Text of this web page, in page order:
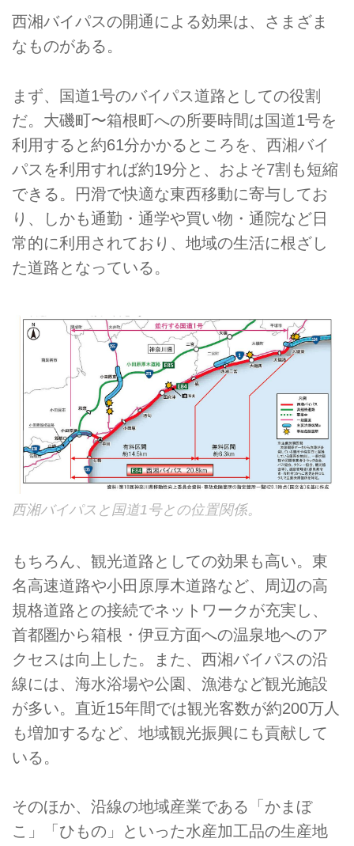
西湘バイパスの開通による効果は、さまざま
なものがある。
まず、国道1号のバイパス道路としての役割
だ。大磯町〜箱根町への所要時間は国道1号を
利用すると約61分かかるところを、西湘バイ
パスを利用すれば約19分と、およそ7割も短縮
できる。円滑で快適な東西移動に寄与してお
り、しかも通勤・通学や買い物・通院など日
常的に利用されており、地域の生活に根ざし
た道路となっている。
西湘バイパスと国道1号との位置関係。
もちろん、観光道路としての効果も高い。東
名高速道路や小田原厚木道路など、周辺の高
規格道路との接続でネットワークが充実し、
首都圏から箱根・伊豆方面への温泉地へのア
クセスは向上した。また、西湘バイパスの沿
線には、海水浴場や公園、漁港など観光施設
が多い。直近15年間では観光客数が約200万人
も増加するなど、地域観光振興にも貢献して
いる。
そのほか、沿線の地域産業である「かまぼ
こ」「ひもの」といった水産加工品の生産地